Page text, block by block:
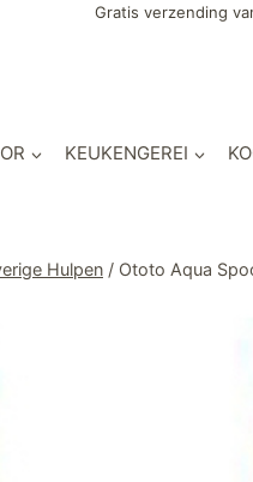
Gratis verzending
KEUKENGEREI
Hulpen / Ototo Aqua